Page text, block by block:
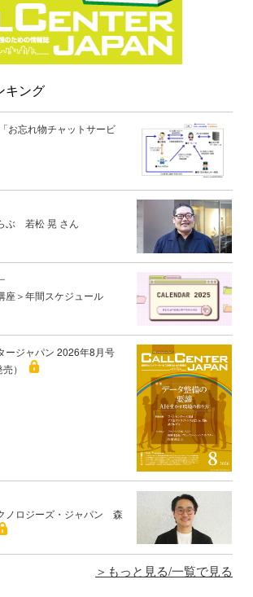
キング
お忘れ物チャットサービ
ぶ 若松 晃 さん
座＞年間スケジュール
ージャパン 2026年8月号
）
ノロジーズ・ジャパン 森
もっと見る/一覧で見る